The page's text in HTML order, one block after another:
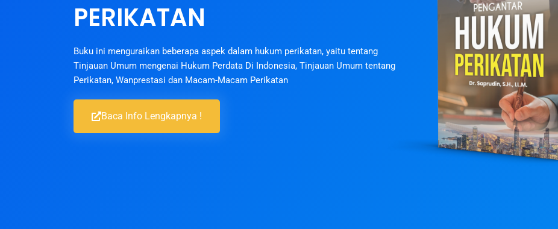
PERIKATAN
Buku ini menguraikan beberapa aspek dalam hukum perikatan, yaitu tentang
Tinjauan Umum mengenai Hukum Perdata Di Indonesia, Tinjauan Umum tentang
Perikatan, Wanprestasi dan Macam-Macam Perikatan
Baca Info Lengkapnya !